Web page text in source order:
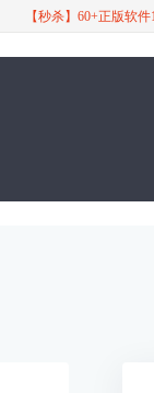
【秒杀】60+正版软